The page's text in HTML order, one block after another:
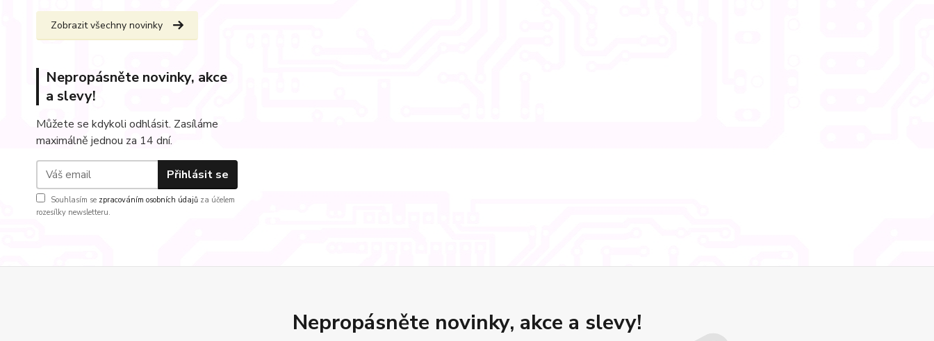
Zobrazit všechny novinky
Nepropásněte novinky, akce
a slevy!
Můžete se kdykoli odhlásit. Zasíláme
maximálně jednou za 14 dní.
Přihlásit se
Souhlasím se zpracováním osobních údajů za účelem
rozesílky newsletteru.
Nepropásněte novinky, akce a slevy!